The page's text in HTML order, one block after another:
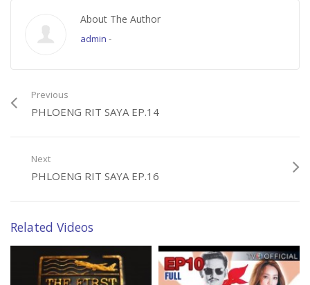
About The Author
admin -
Previous
PHLOENG RIT SAYA EP.14
Next
PHLOENG RIT SAYA EP.16
Related Videos